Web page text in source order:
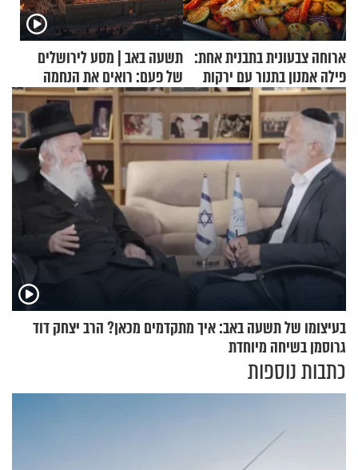
ארוחה צבעונית בתבנית אחת:
פילה אמנון בתנור עם ירקות
תשעה באב | מסע לירושלים
של פעם: רואים את הנחמה
בעיצומו של תשעה באב: איך מתקדמים מכאן? הרב יצחק דוד
גרוסמן בשיחה מיוחדת
כתבות נוספות